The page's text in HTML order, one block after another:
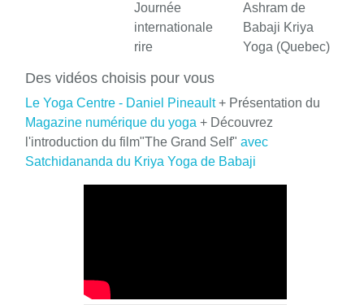
Journée
internationale
rire
Ashram de
Babaji Kriya
Yoga (Quebec)
Des vidéos choisis pour vous
Le Yoga Centre - Daniel Pineault+ Présentation du
Magazine numérique du yoga + Découvrez
l'introduction du film"The Grand Self" avec
Satchidananda du Kriya Yoga de Babaji